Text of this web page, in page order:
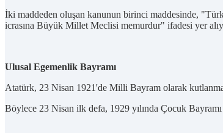
İki maddeden oluşan kanunun birinci maddesinde,
icrasına Büyük Millet Meclisi memurdur" ifadesi yer
Ulusal Egemenlik Bayramı
Atatürk, 23 Nisan 1921'de Milli Bayram olarak
Böylece 23 Nisan ilk defa, 1929 yılında Çocuk